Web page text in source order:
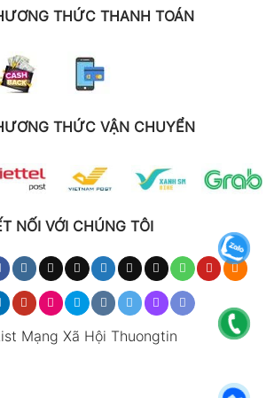
THỨC THANH TOÁN
THỨC VẬN CHUYỂN
NỐI VỚI CHÚNG TÔI
Mạng Xã Hội Thuongtin